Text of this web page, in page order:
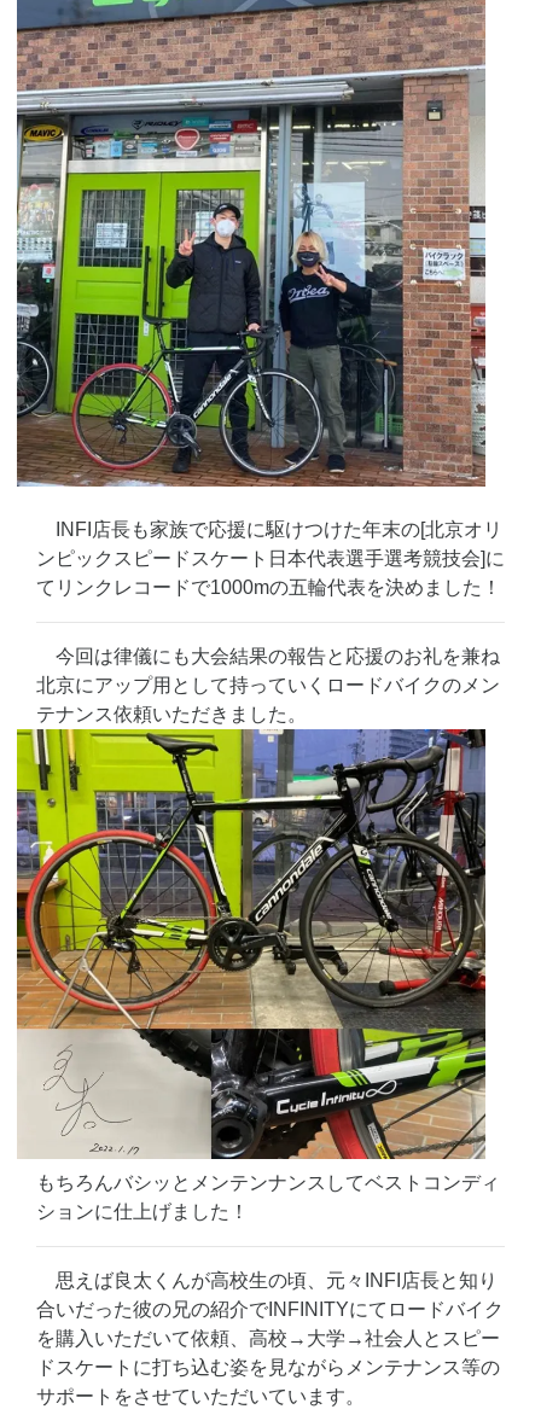
INFI店長も家族で応援に駆けつけた年末の[北京オリ
ンピックスピードスケート日本代表選手選考競技会]に
てリンクレコードで1000mの五輪代表を決めました！
今回は律儀にも大会結果の報告と応援のお礼を兼ね
北京にアップ用として持っていくロードバイクのメン
テナンス依頼いただきました。
もちろんバシッとメンテンナンスしてベストコンディ
ションに仕上げました！
思えば良太くんが高校生の頃、元々INFI店長と知り
合いだった彼の兄の紹介でINFINITYにてロードバイク
を購入いただいて依頼、高校→大学→社会人とスピー
ドスケートに打ち込む姿を見ながらメンテナンス等の
サポートをさせていただいています。